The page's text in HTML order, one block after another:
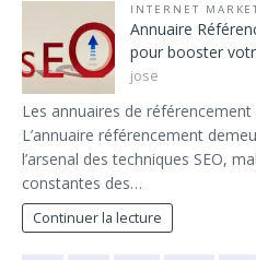
INTERNET
Annuaire
pour booster
jose
Les annuaires de référencement
L’annuaire référencement
l’arsenal des techniques SEO,
constantes des…
Continuer la lecture